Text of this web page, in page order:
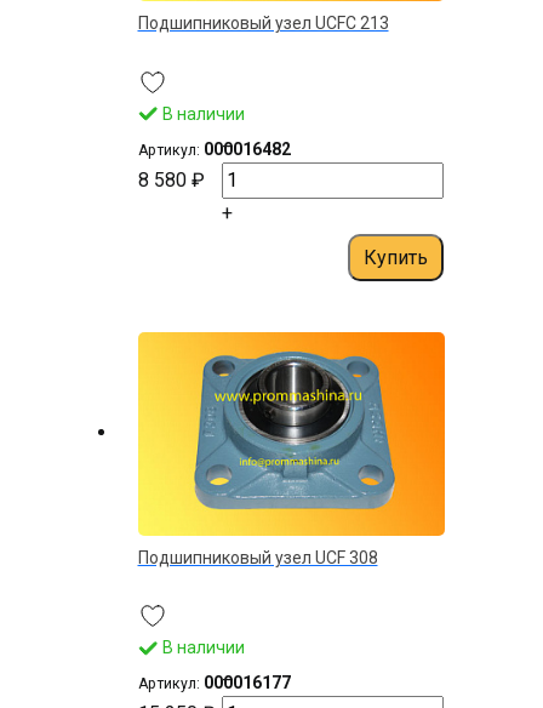
Подшипниковый узел UCFС 213
В наличии
Артикул: 000016482
8 580 ₽
–
+
Купить
Подшипниковый узел UСF 308
В наличии
Артикул: 000016177
–